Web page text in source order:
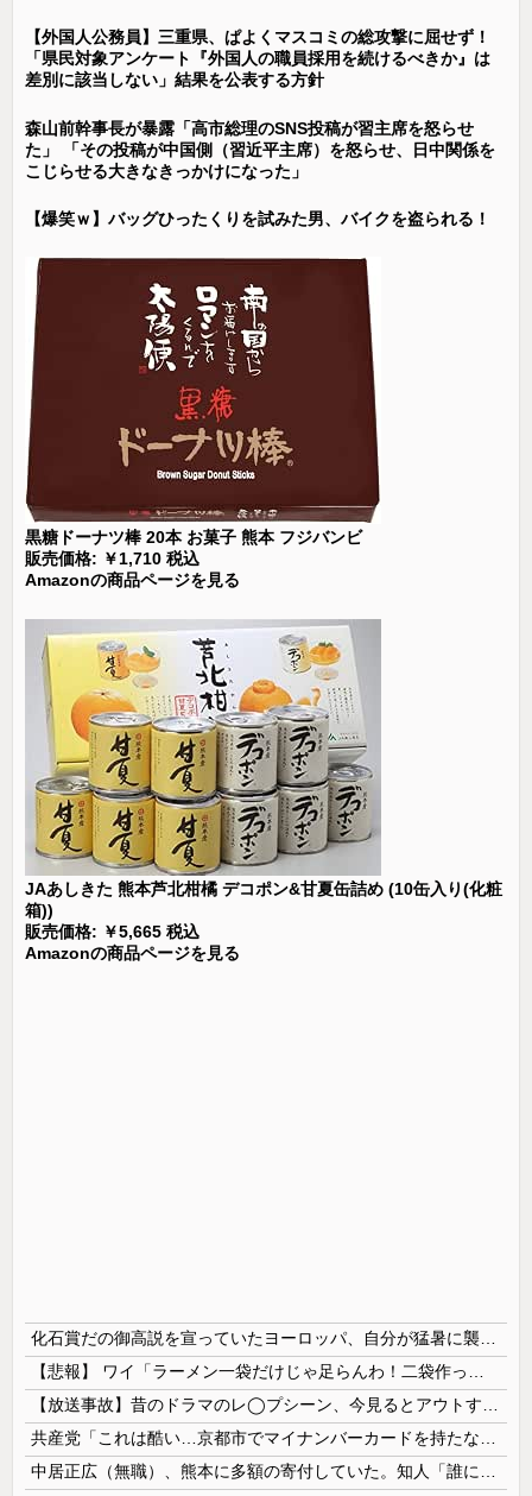
【外国人公務員】三重県、ぱよくマスコミの総攻撃に屈せず！
「県民対象アンケート『外国人の職員採用を続けるべきか』は
差別に該当しない」結果を公表する方針
森山前幹事長が暴露「高市総理のSNS投稿が習主席を怒らせ
た」 「その投稿が中国側（習近平主席）を怒らせ、日中関係を
こじらせる大きなきっかけになった」
【爆笑ｗ】バッグひったくりを試みた男、バイクを盗られる！
黒糖ドーナツ棒 20本 お菓子 熊本 フジバンビ
販売価格: ￥1,710 税込
Amazonの商品ページを見る
JAあしきた 熊本芦北柑橘 デコポン&甘夏缶詰め (10缶入り(化粧
箱))
販売価格: ￥5,665 税込
Amazonの商品ページを見る